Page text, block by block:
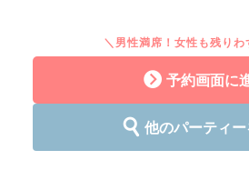
＼男性満席！女性も残りわ
予約画面に
他のパーティ